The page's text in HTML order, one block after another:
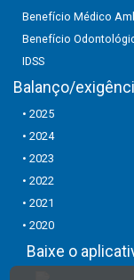
Benefício Médico
Benefício
IDSS
Balanço/
• 2025
• 2024
• 2023
• 2022
• 2021
• 2020
Baixe o